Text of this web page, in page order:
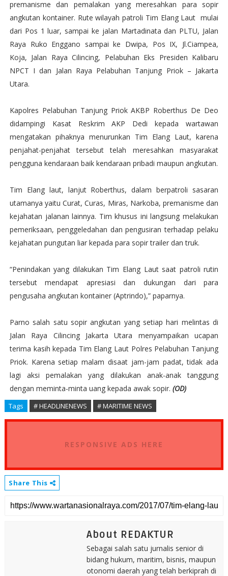
premanisme dan pemalakan yang meresahkan para sopir
angkutan kontainer. Rute wilayah patroli Tim Elang Laut mulai
dari Pos 1 luar, sampai ke jalan Martadinata dan PLTU, Jalan
Raya Ruko Enggano sampai ke Dwipa, Pos IX, Jl.Ciampea,
Koja, Jalan Raya Cilincing, Pelabuhan Eks Presiden Kalibaru
NPCT I dan Jalan Raya Pelabuhan Tanjung Priok – Jakarta
Utara.
Kapolres Pelabuhan Tanjung Priok AKBP Roberthus De Deo
didampingi Kasat Reskrim AKP Dedi kepada wartawan
mengatakan pihaknya menurunkan Tim Elang Laut, karena
penjahat-penjahat tersebut telah meresahkan masyarakat
pengguna kendaraan baik kendaraan pribadi maupun angkutan.
Tim Elang laut, lanjut Roberthus, dalam berpatroli sasaran
utamanya yaitu Curat, Curas, Miras, Narkoba, premanisme dan
kejahatan jalanan lainnya. Tim khusus ini langsung melakukan
pemeriksaan, penggeledahan dan pengusiran terhadap pelaku
kejahatan pungutan liar kepada para sopir trailer dan truk.
“Penindakan yang dilakukan Tim Elang Laut saat patroli rutin
tersebut mendapat apresiasi dan dukungan dari para
pengusaha angkutan kontainer (Aptrindo),” paparnya.
Parno salah satu sopir angkutan yang setiap hari melintas di
Jalan Raya Cilincing Jakarta Utara menyampaikan ucapan
terima kasih kepada Tim Elang Laut Polres Pelabuhan Tanjung
Priok. Karena setiap malam disaat jam-jam padat, tidak ada
lagi aksi pemalakan yang dilakukan anak-anak tanggung
dengan meminta-minta uang kepada awak sopir. (OD)
Tags # HEADLINENEWS # MARITIME NEWS
RESPONSIVE ADS HERE
Share This
About REDAKTUR
Sebagai salah satu jurnalis senior di
bidang hukum, maritim, bisnis, maupun
otonomi daerah yang telah berkiprah di